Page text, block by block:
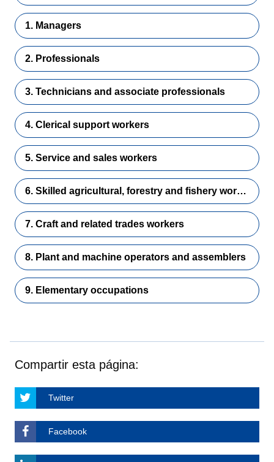
1. Managers
2. Professionals
3. Technicians and associate professionals
4. Clerical support workers
5. Service and sales workers
6. Skilled agricultural, forestry and fishery workers
7. Craft and related trades workers
8. Plant and machine operators and assemblers
9. Elementary occupations
Compartir esta página:
Twitter
Facebook